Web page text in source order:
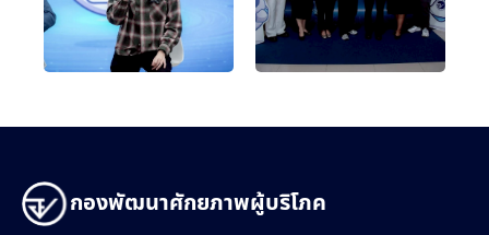
กองพัฒนาศักยภาพผู้บริโภค